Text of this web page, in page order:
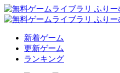
新着ゲーム
更新ゲーム
ランキング